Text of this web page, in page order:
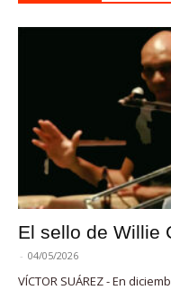
El sello de Willie
- 04/05/2026
VÍCTOR SUÁREZ - En